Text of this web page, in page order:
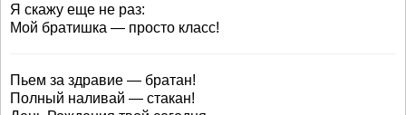
Я скажу еще не раз:
Мой братишка — просто класс!
Пьем за здравие — братан!
Полный наливай — стакан!